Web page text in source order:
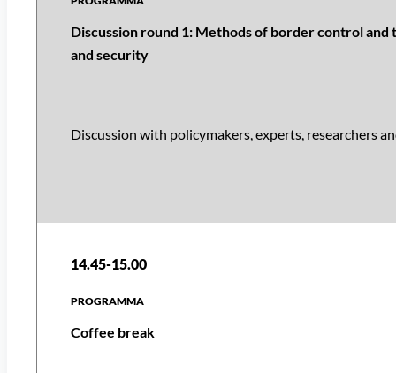
Discussion round 1: Methods of border control
and security
Discussion with policymakers, experts, researchers
14.45-15.00
Coffee break